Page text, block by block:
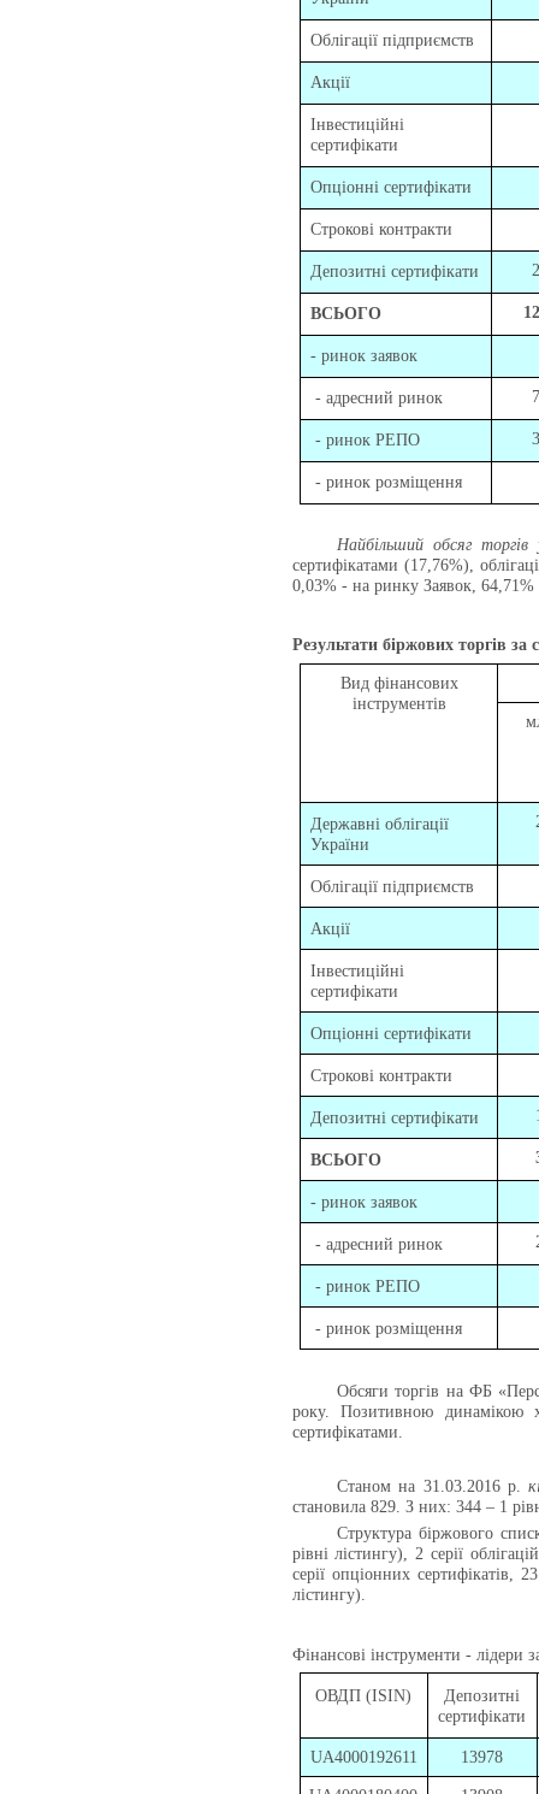
Облігації підприємств
Акції
Інвестиційні
сертифікати
Опціонні сертифікати
Строкові контракти
Депозитні сертифікати
ВСЬОГО
- ринок заявок
- адресний ринок
- ринок РЕПО
- ринок розміщення
Найбільший обсяг торгів
сертифікатами (17,76%),
0,03% - на ринку Заявок,
Результати біржових торгів за
Вид фінансових
інструментів
Державні облігації
України
Облігації підприємств
Акції
Інвестиційні
сертифікати
Опціонні сертифікати
Строкові контракти
Депозитні сертифікати
ВСЬОГО
- ринок заявок
- адресний ринок
- ринок РЕПО
- ринок розміщення
Обсяги торгів на ФБ
року. Позитивною динамікою
сертифікатами.
Станом на 31.03.2016 р.
становила 829. З них: 344 – 1
Структура біржового
рівні лістингу), 2 серії
серії опціонних сертифікатів,
лістингу).
Фінансові інструменти - лідери
ОВДП (ISIN)
Депозитні
сертифікати
UA4000192611 13978